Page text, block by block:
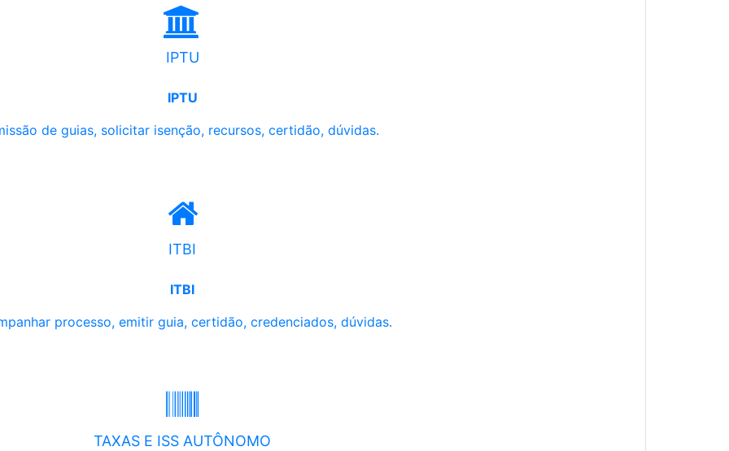
IPTU
IPTU
de guias, solicitar isenção, recursos, certidão, dúvidas.
ITBI
ITBI
processo, emitir guia, certidão, credenciados, dúvidas.
TAXAS E ISS AUTÔNOMO